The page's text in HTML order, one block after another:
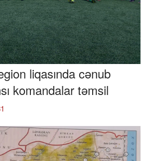
liqasında cənub
komandalar təmsil